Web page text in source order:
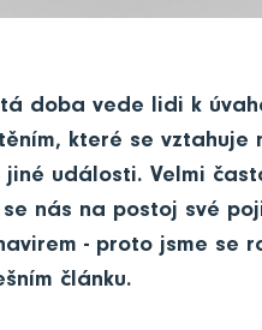
doba vede lidi k
které se vztahuje
jiné události. Velmi
nás na postoj své
- proto jsme se
článku.